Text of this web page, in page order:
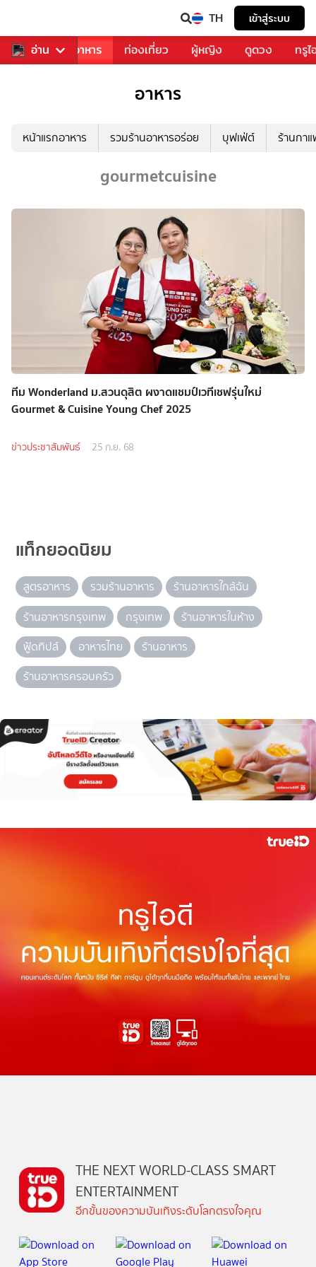
TH เข้าสู่ระบบ
อ่าน
การเพลง อาหาร ท่องเที่ยว ผู้หญิง ดูดวง ทรู
อาหาร
หน้าแรกอาหาร รวมร้านอาหารอร่อย บุฟเฟ่ต์ ร้านกา
gourmetcuisine
ทีม Wonderland ม.สวนดุสิต ผงาดแชมป์เวทีเชฟรุ่นใหม่
Gourmet & Cuisine Young Chef 2025
ข่าวประชาสัมพันธ์ 25 ก.ย. 68
แท็กยอดนิยม
สูตรอาหาร รวมร้านอาหาร
ร้านอาหารใกล้ฉัน
ร้านอาหารกรุงเทพ
กรุงเทพ
ร้านอาหารในห้าง
ฟู้ดทิปส์
อาหารไทย
ร้านอาหาร
ร้านอาหารครอบครัว
THE NEXT WORLD-CLASS SMART
ENTERTAINMENT
อีกขั้นของความบันเทิงระดับโลกตรงใจคุณ